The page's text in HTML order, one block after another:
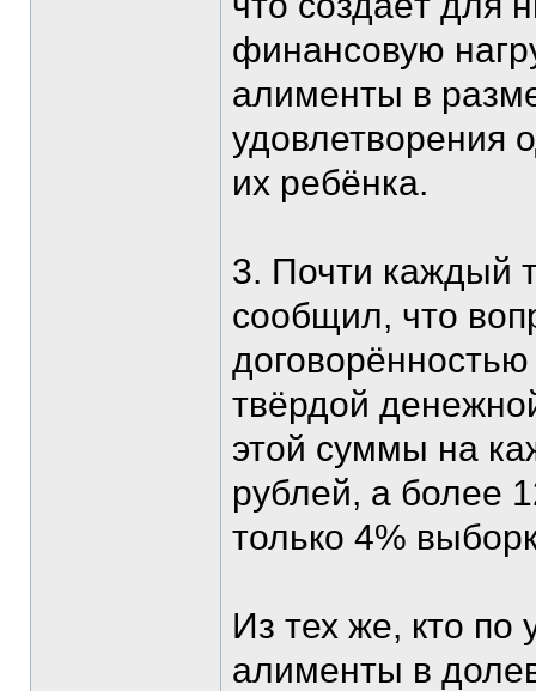
финансовую
алименты в
удовлетворения
их ребёнка.
3. Почти каждый
сообщил, что
твёрдой
этой суммы на
рублей, а более
только 4%
Из тех же, кто по
алименты в